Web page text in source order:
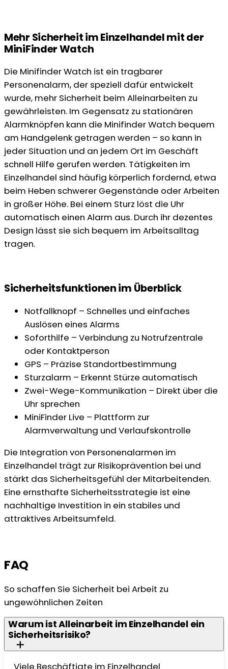
Mehr Sicherheit im Einzelhandel mit der
MiniFinder Watch
Die Minifinder Watch ist ein tragbarer
Personenalarm, der speziell dafür entwickelt
wurde, mehr Sicherheit beim Alleinarbeiten zu
gewährleisten. Im Gegensatz zu stationären
Alarmknöpfen kann die Minifinder Watch bequem
am Handgelenk getragen werden – so kann in
jeder Situation und an jedem Ort im Geschäft
schnell Hilfe gerufen werden. Tätigkeiten im
Einzelhandel sind häufig körperlich fordernd, etwa
beim Heben schwerer Gegenstände oder Arbeiten
in großer Höhe. Bei einem Sturz löst die Uhr
automatisch einen Alarm aus. Durch ihr dezentes
Design lässt sie sich bequem im Arbeitsalltag
tragen.
Sicherheitsfunktionen im Überblick
Notfallknopf – Schnelles und einfaches
Auslösen eines Alarms
Soforthilfe – Verbindung zu Notrufzentrale
oder Kontaktperson
GPS – Präzise Standortbestimmung
Sturzalarm – Erkennt Stürze automatisch
Zwei-Wege-Kommunikation – Direkt über die
Uhr sprechen
MiniFinder Live – Plattform zur
Alarmverwaltung und Verlaufskontrolle
Die Integration von Personenalarmen im
Einzelhandel trägt zur Risikoprävention bei und
stärkt das Sicherheitsgefühl der Mitarbeitenden.
Eine ernsthafte Sicherheitsstrategie ist eine
nachhaltige Investition in ein stabiles und
attraktives Arbeitsumfeld.
FAQ
So schaffen Sie Sicherheit bei Arbeit zu
ungewöhnlichen Zeiten
Warum ist Alleinarbeit im Einzelhandel ein
Sicherheitsrisiko?
Viele Beschäftigte im Einzelhandel